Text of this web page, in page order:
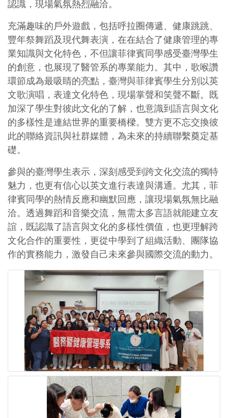
認識，現場氣氛熱烈融洽。
充滿趣味的戶外遊戲，包括呼拉圈傳遞、健康跳跳、
豐年祭舞蹈及現代舞表演，在在結合了健康管理的專
業知識與文化特色，不但讓菲律賓同學感受臺灣學生
的創意，也展現了醫管系的專業能力。其中，歌喉讚
環節成為最吸睛的亮點，臺灣與菲律賓學生分別以英
文歌演唱，表達文化特色，現場掌聲和笑聲不斷。既
加深了學生對彼此文化的了解，也意識到語言與文化
的多樣性是連結世界的重要橋樑。雙方更不忘交換彼
此的聯絡資訊與社群媒體，為未來的持續聯繫奠定基
礎。
參與的臺灣學生表示，深刻感受到跨文化交流的獨特
魅力，也更有信心以英文進行表達與溝通。尤其，菲
律賓同學的熱情反應和幽默回應，讓現場氣氛無比融
洽。透過舞蹈和音樂交流，無需太多言語就能建立友
誼，既認識了語言與文化的多樣性價值，也更理解跨
文化合作的重要性，更從中學到了組織活動、團隊協
作的實務能力，激發自己未來參與國際交流的動力。